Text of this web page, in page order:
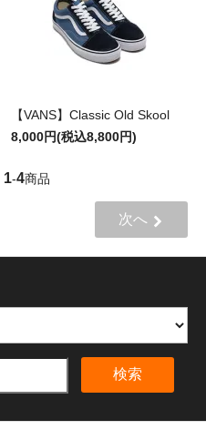
【VANS】Classic Old Skool
8,000円(税込8,800円)
1-4商品
次へ
検索